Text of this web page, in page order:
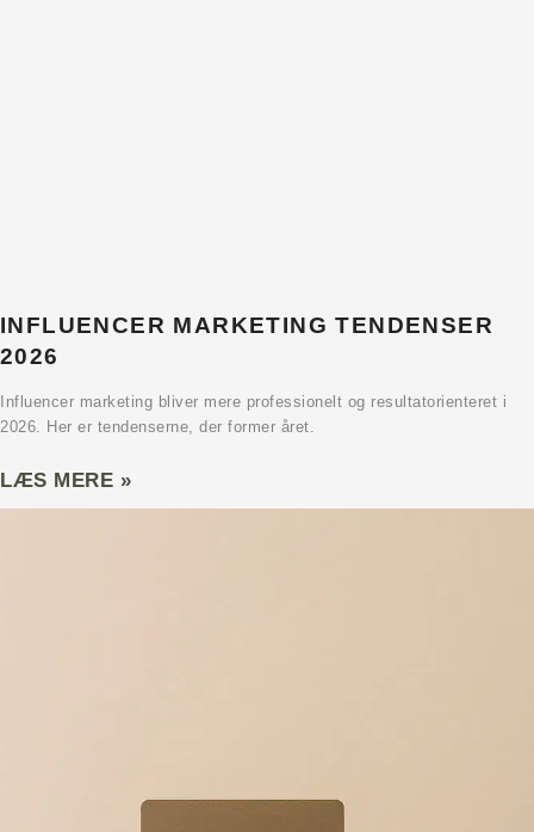
INFLUENCER MARKETING TENDENSER
2026
Influencer marketing bliver mere professionelt og resultatorienteret i
2026. Her er tendenserne, der former året.
LÆS MERE »